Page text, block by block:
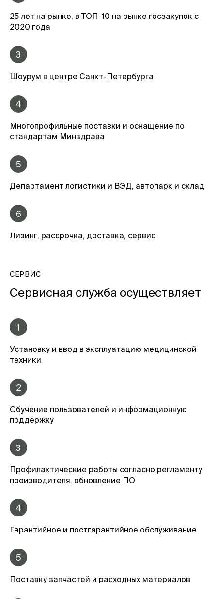
25 лет на рынке, в ТОП-10 на рынке госзакупок с
2020 года
3
Шоурум в центре Санкт-Петербурга
4
Многопрофильные поставки и оснащение по
стандартам Минздрава
5
Департамент логистики и ВЭД, автопарк и склад
6
Лизинг, рассрочка, доставка, сервис
СЕРВИС
Сервисная служба осуществляет
1
Установку и ввод в эксплуатацию медицинской
техники
2
Обучение пользователей и информационную
поддержку
3
Профилактические работы согласно регламенту
производителя, обновление ПО
4
Гарантийное и постгарантийное обслуживание
5
Поставку запчастей и расходных материалов